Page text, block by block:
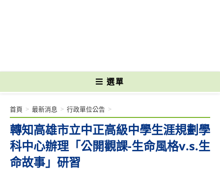
選單
轉知高雄市立中正高級中學生涯規劃學
科中心辦理「公開觀課-生命風格v.s.生
命故事」研習
首頁 > 最新消息 > 行政單位公告 >